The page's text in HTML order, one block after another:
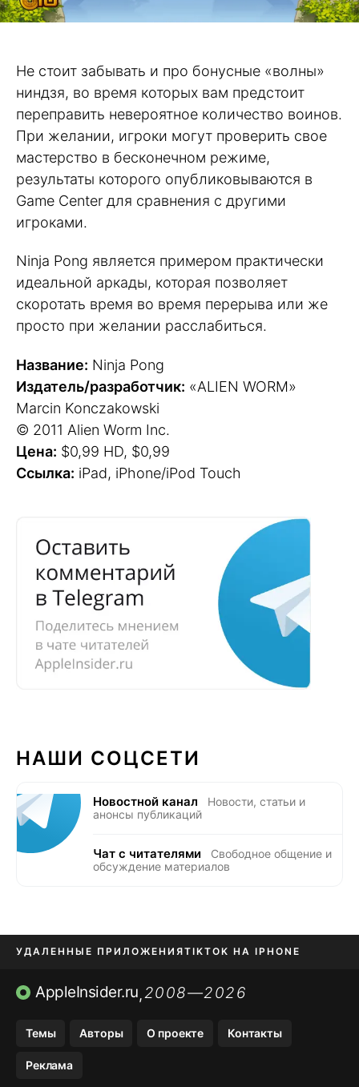
Не стоит забывать и про бонусные «волны»
ниндзя, во время которых вам предстоит
переправить невероятное количество воинов.
При желании, игроки могут проверить свое
мастерство в бесконечном режиме,
результаты которого опубликовываются в
Game Center для сравнения с другими
игроками.
Ninja Pong является примером практически
идеальной аркады, которая позволяет
скоротать время во время перерыва или же
просто при желании расслабиться.
Название: Ninja Pong
Издатель/разработчик: «ALIEN WORM»
Marcin Konczakowski
© 2011 Alien Worm Inc.
Цена: $0,99 HD, $0,99
Ссылка: iPad, iPhone/iPod Touch
НАШИ СОЦСЕТИ
Новостной канал
Новости, статьи и
анонсы публикаций
Чат с читателями
Свободное общение и
обсуждение материалов
УДАЛЕННЫЕ ПРИЛОЖЕНИЯTIKTOK НА IPHONE
ПРИЛОЖЕНИЯ БЕЗ APP STORE
AppleInsider.ru,2008—2026
Темы Авторы О проекте Контакты
Реклама